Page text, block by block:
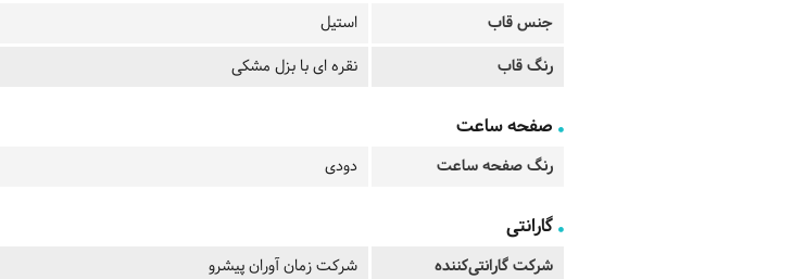
جنس قاب
استیل
رنگ قاب
نقره ای با بزل مشکی
صفحه ساعت
رنگ صفحه ساعت دودی
گارانتی
شرکت گارانتی‌کننده
شرکت زمان آوران پیشرو